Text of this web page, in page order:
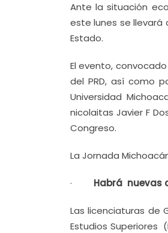
Ante la situación
este lunes se
Estado.
El evento,
del PRD, así como
Universidad
nicolaitas Javier F
Congreso.
La Jornada
· Habrá nuevas
Las licenciaturas de
Estudios Superiores